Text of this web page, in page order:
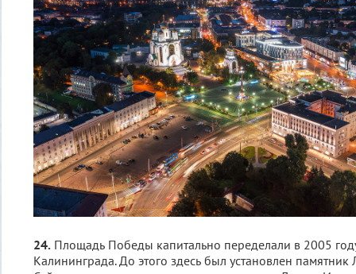
24. Площадь Победы капитально переделали в 2005
Калининграда. До этого здесь был установлен